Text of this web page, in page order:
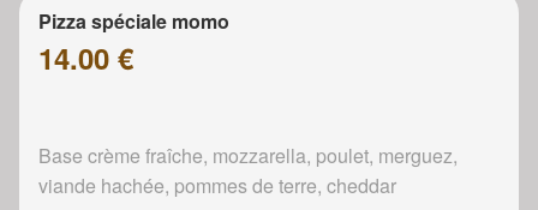
Pizza spéciale momo
14.00 €
Base crème fraîche, mozzarella, poulet, merguez,
viande hachée, pommes de terre, cheddar